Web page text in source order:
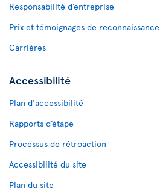
Responsabilité d’entreprise
Prix et témoignages de reconnaissance
Carrières
Accessibilité
Plan d'accessibilité
Rapports d’étape
Processus de rétroaction
Accessibilité du site
Plan du site